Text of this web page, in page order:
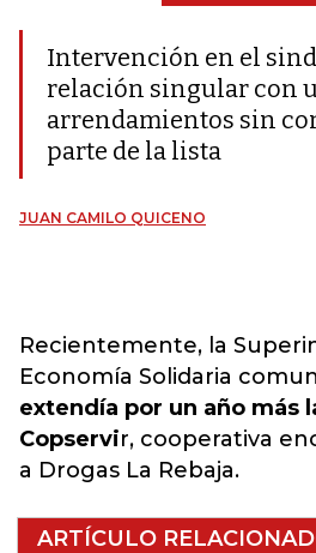
Intervención en el
relación singular con
arrendamientos sin
parte de la lista
JUAN CAMILO QUICENO
Recientemente, la
Economía Solidaria
extendía por un año más
Copservir, cooperativa
a Drogas La Rebaja.
ARTÍCULO